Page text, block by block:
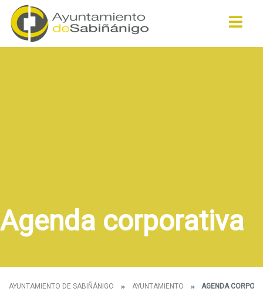
Agenda corporativa
AYUNTAMIENTO DE SABIÑÁNIGO AYUNTAMIENTO AGENDA